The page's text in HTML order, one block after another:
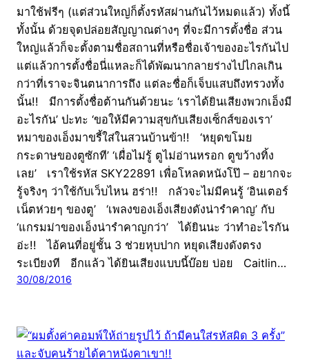
มาใช้ฟรีๆ (แต่ส่วนใหญ่ก็ตั้งรหัสผ่านกันไว้หมดแล้ว) ทั้งนี้
ทั้งนั้น ด้วยจุดปล่อยสัญญาณต่างๆ ที่จะมีการตั้งชื่อ ส่วน
ใหญ่แล้วก็จะตั้งตามชื่อสถานที่หรือชื่อเจ้าของอะไรกันไป
แต่แล้วการตั้งชื่อนี่แหละก็ได้พัฒนากลายร่างไปไกลเกิน
กว่าที่เราจะจินตนาการถึง แต่ละชื่อก็เจ็บแสบถึงทรวงทั้ง
นั้น!! มีการตั้งชื่อต้านกันด้วยนะ ‘เราได้ยินเสียงพวกเอ็งมี
อะไรกัน’ ปะทะ ‘ขอให้มีความสุขกับเสียงเซ็กส์ของเรา’
หมาของเอ็งมาขรี้ใส่ในสวนบ้านข้า!! ‘หยุดขโมย
กระดาษของตูซักที’ ‘เผื่อไม่รู้ ตูไม่อ่านหรอก ตูขว้างทิ้ง
เลย’ เราใช้รหัส SKY22891 เพื่อโหลดหนังโป๊ – อยากจะ
รู้จริงๆ ว่าใช้กับเว็บไหน ฮร่า!! กลัวจะไม่มีคนรู้ ‘อินเตอร์
เน็ตห่วยๆ ของตู’ ‘เพลงของเอ็งเสียงดังน่ารำคาญ’ กับ
‘แกรมม่าของเอ็งน่ารำคาญกว่า’ ได้ยินนะ ว่าทำอะไรกัน
อ่ะ!! ไอ้คนที่อยู่ชั้น 3 ช่วยหุบปาก หยุดเสียงดังตรง
ระเบียงที อีกแล้ว ได้ยินเสียงแบบนี้บ๊อย บ่อย Caitlin…
30/08/2016